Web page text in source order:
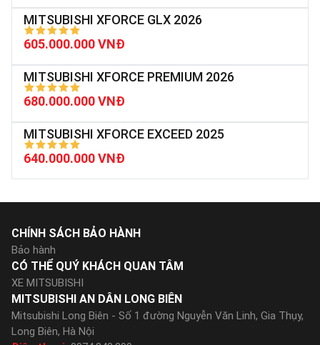
MITSUBISHI XFORCE GLX 2026
605.000.000 VNĐ
MITSUBISHI XFORCE PREMIUM 2026
680.000.000 VNĐ
MITSUBISHI XFORCE EXCEED 2025
640.000.000 VNĐ
MITSUBISHI AN DÂN LONG BIÊN
Mitsubishi Long Biên - Số 1 đường Nguyễn Văn Linh, Gia Thụy,
Long Biên, Hà Nội
CHÍNH SÁCH BẢO HÀNH
Bảo hành
CÓ THỂ QUÝ KHÁCH QUAN TÂM
XE MITSUBISHI